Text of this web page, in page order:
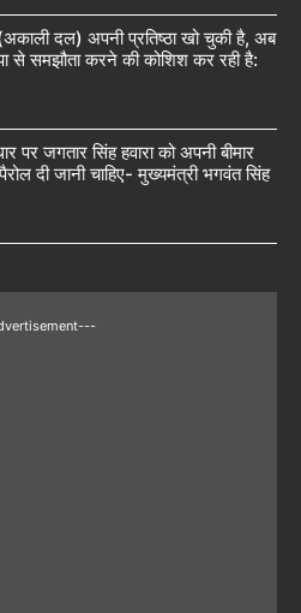
दल) अपनी प्रतिष्ठा खो चुकी है, अब
से समझौता करने की कोशिश कर रही है:
जगतार सिंह हवारा को अपनी बीमार
दी जानी चाहिए- मुख्यमंत्री भगवंत सिंह